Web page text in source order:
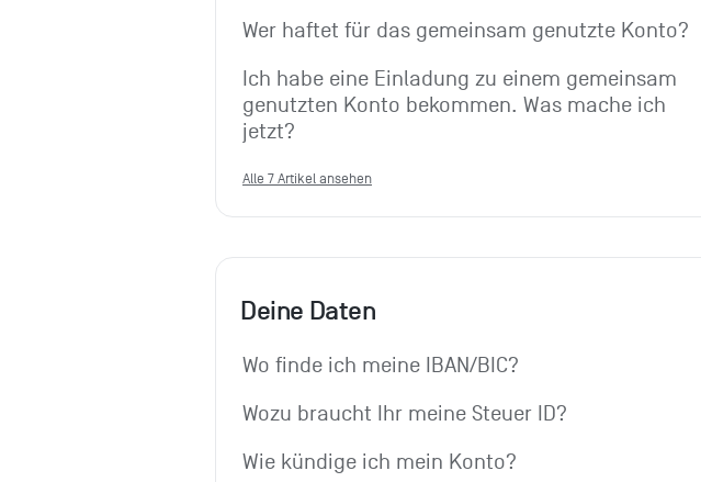
Wer haftet für das gemeinsam genutzte Konto?
Ich habe eine Einladung zu einem gemeinsam
genutzten Konto bekommen. Was mache ich
jetzt?
Alle 7 Artikel ansehen
Deine Daten
Wo finde ich meine IBAN/BIC?
Wozu braucht Ihr meine Steuer ID?
Wie kündige ich mein Konto?